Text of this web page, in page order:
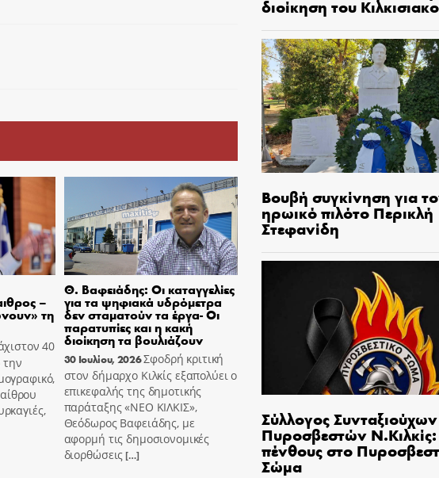
–
τη
40
Θ. Βαφειάδης: Οι καταγγελίες
για τα ψηφιακά υδρόμετρα
δεν σταματούν τα έργα- Οι
παρατυπίες και η κακή
διοίκηση τα βουλιάζουν
30 Ιουλίου, 2026Σφοδρή κριτική
στον δήμαρχο Κιλκίς εξαπολύει ο
επικεφαλής της δημοτικής
παράταξης «ΝΕΟ ΚΙΛΚΙΣ»,
Θεόδωρος Βαφειάδης, με
αφορμή τις δημοσιονομικές
διορθώσεις[…]
διοίκηση του
Βουβή συγκίνηση για
ηρωικό πιλότο Περικλή
Στεφανίδη
Σύλλογος Συνταξιούχων
Πυροσβεστών
πένθους στο
Σώμα